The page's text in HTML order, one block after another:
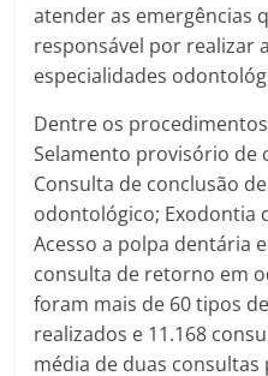
atender as emergências
responsável por realizar
especialidades
Dentre os
Selamento provisório de
Consulta de conclusão
odontológico; Exodontia
Acesso a polpa dentária
consulta de retorno em
foram mais de 60 tipos
realizados e 11.168
média de duas consultas